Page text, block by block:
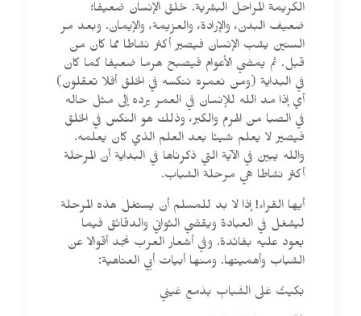
الكريمة المراحل البشرية. خلق الإنسان ضعيفا؛
ضعيف البدن، والإرادة، والعزيمة، والإيمان. وبعد مر
السنين يشب الإنسان فيصير أكثر نشاطا مما كان من
قبل. ثم يمضي الأعوام فيصبح هرما ضعيفا كما كان
في البداية (ومن نعمره ننكسه في الخلق أفلا تعقلون)
أي إذا مد الله للإنسان في العمر يرده إلى مثل حاله
في الصبا من الهرم والكبر، وذلك هو النكس في الخلق
فيصير لا يعلم شيئا بعد العلم الذي كان يعلمه.
والله يبين في الآية التي ذكرناها في البداية أن المرحلة
أكثر نشاطا هي مرحلة الشباب.
أيها القراء! إذا لا بد للمسلم أن يستغل هذه المرحلة
ليشغل في العبادة ويقضي الثواني والدقائق فيما
يعود عليه بفائدة. وفي أشعار العرب نجد أقوالا عن
الشباب وأهميتها. ومنها أبيات أبي العتاهية:
بَكيتُ عَلى الشَبابِ بِدَمعِ عَيني